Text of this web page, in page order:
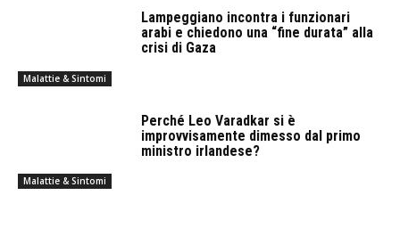
Malattie & Sintomi
Lampeggiano incontra i funzionari
arabi e chiedono una “fine durata” alla
crisi di Gaza
Malattie & Sintomi
Perché Leo Varadkar si è
improvvisamente dimesso dal primo
ministro irlandese?